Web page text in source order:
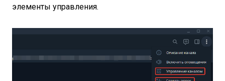
элементы управления.